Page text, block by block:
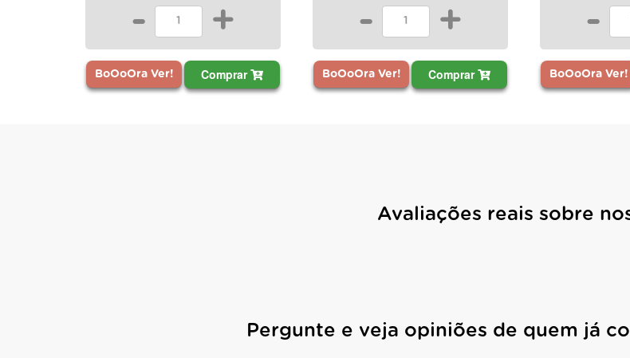
- +
BoOoOra Ver! Comprar
- +
BoOoOra Ver! Comprar
-
BoOoOra Ver!
Avaliações reais sobre
Pergunte e veja opiniões de quem já